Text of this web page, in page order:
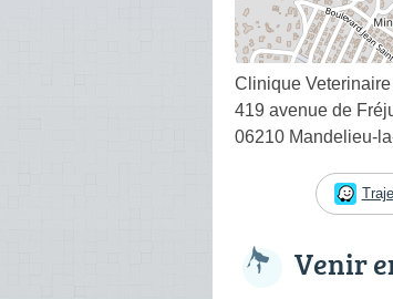
Clinique
419 avenue de
06210 Mandelieu-
Venir